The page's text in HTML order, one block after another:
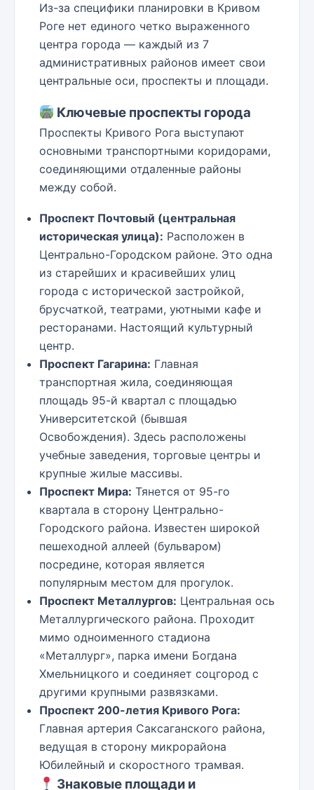
Из-за специфики планировки в Кривом
Роге нет единого четко выраженного
центра города — каждый из 7
административных районов имеет свои
центральные оси, проспекты и площади.
Ключевые проспекты города
Проспекты Кривого Рога выступают
основными транспортными коридорами,
соединяющими отдаленные районы
между собой.
Проспект Почтовый (центральная
историческая улица): Расположен в
Центрально-Городском районе. Это одна
из старейших и красивейших улиц
города с исторической застройкой,
брусчаткой, театрами, уютными кафе и
ресторанами. Настоящий культурный
центр.
Проспект Гагарина: Главная
транспортная жила, соединяющая
площадь 95-й квартал с площадью
Университетской (бывшая
Освобождения). Здесь расположены
учебные заведения, торговые центры и
крупные жилые массивы.
Проспект Мира: Тянется от 95-го
квартала в сторону Центрально-
Городского района. Известен широкой
пешеходной аллеей (бульваром)
посредине, которая является
популярным местом для прогулок.
Проспект Металлургов: Центральная ось
Металлургического района. Проходит
мимо одноименного стадиона
«Металлург», парка имени Богдана
Хмельницкого и соединяет соцгород с
другими крупными развязками.
Проспект 200-летия Кривого Рога:
Главная артерия Саксаганского района,
ведущая в сторону микрорайона
Юбилейный и скоростного трамвая.
Знаковые площади и